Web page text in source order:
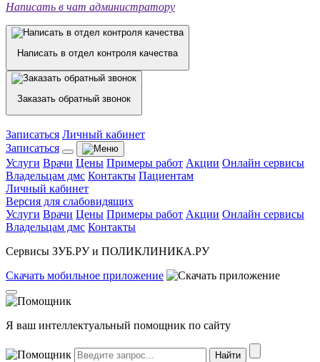
Написать в чат администратору
Написать в отдел контроля качества
Заказать обратный звонок
Записаться Личный кабинет
Записаться
Услуги Врачи Цены Примеры работ Акции Онлайн сервисы
Владельцам дмс Контакты Пациентам
Личный кабинет
Версия для слабовидящих
Услуги Врачи Цены Примеры работ Акции Онлайн сервисы
Владельцам дмс Контакты
Сервисы ЗУБ.РУ и ПОЛИКЛИНИКА.РУ
Скачать мобильное приложение
Я ваш интеллектуальный помощник по сайту